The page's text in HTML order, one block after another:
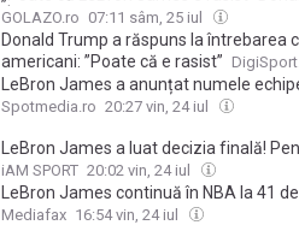
„Îmi plac doar oamenii care mă plac pe
GOLAZO.ro 07:11 sâm, 25 iul
Donald Trump a răspuns la întrebarea
americani: ”Poate că e rasist”
LeBron James a anunțat numele
Spotmedia.ro 20:27 vin, 24 iul
LeBron James a luat decizia finală!
iAM SPORT 20:02 vin, 24 iul
LeBron James continuă în NBA la 41
Mediafax 16:54 vin, 24 iul